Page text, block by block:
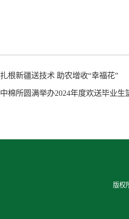
扎根新疆送技术 助农增收“幸福花”
中棉所圆满举办2024年度欢送毕业生
版权